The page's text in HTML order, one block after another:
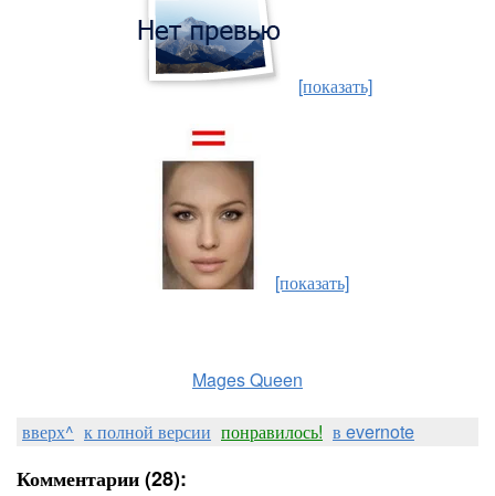
[показать]
[показать]
Mages Queen
вверх^ к полной версии понравилось! в evernote
Комментарии (28):